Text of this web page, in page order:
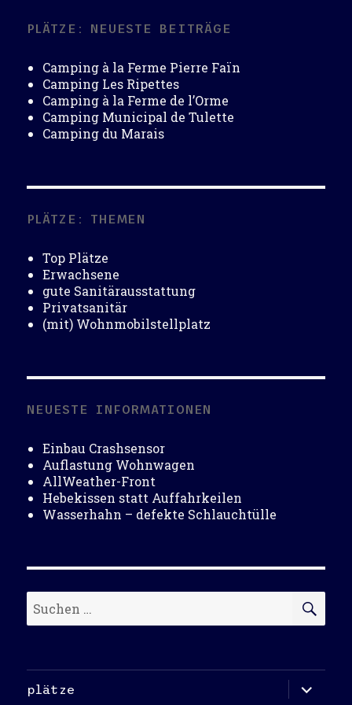
PLÄTZE: NEUESTE BEITRÄGE
Camping à la Ferme Pierre Faïn
Camping Les Ripettes
Camping à la Ferme de l’Orme
Camping Municipal de Tulette
Camping du Marais
PLÄTZE: THEMEN
Top Plätze
Erwachsene
gute Sanitärausstattung
Privatsanitär
(mit) Wohnmobilstellplatz
NEUESTE INFORMATIONEN
Einbau Crashsensor
Auflastung Wohnwagen
AllWeather-Front
Hebekissen statt Auffahrkeilen
Wasserhahn – defekte Schlauchtülle
nach:
plätze